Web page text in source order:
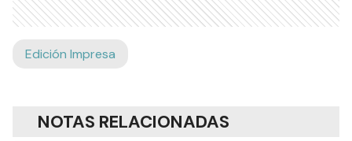
Edición Impresa
NOTAS RELACIONADAS